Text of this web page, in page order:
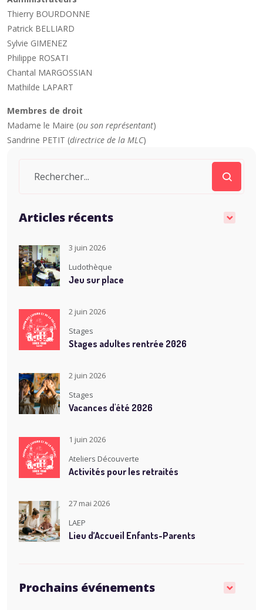
Thierry BOURDONNE
Patrick BELLIARD
Sylvie GIMENEZ
Philippe ROSATI
Chantal MARGOSSIAN
Mathilde LAPART
Membres de droit
Madame le Maire (ou son représentant)
Sandrine PETIT (directrice de la MLC)
Articles récents
3 juin 2026
Ludothèque
Jeu sur place
2 juin 2026
Stages
Stages adultes rentrée 2026
2 juin 2026
Stages
Vacances d'été 2026
1 juin 2026
Ateliers Découverte
Activités pour les retraités
27 mai 2026
LAEP
Lieu d’Accueil Enfants-Parents
Prochains événements